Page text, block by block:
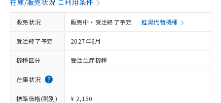
在庫/販売状況 ご利用条件
販売状況 販売中・受注終了予定 推奨代替機種
受注終了予定 2027年6月
機種区分 受注生産機種
在庫状況
標準価格(税別) ¥ 2,150